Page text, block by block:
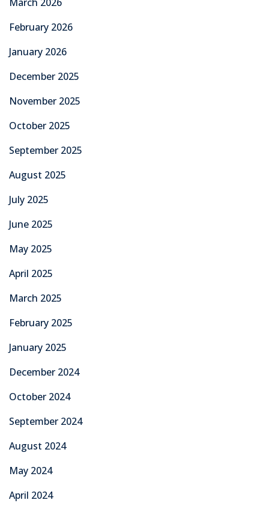
February 2026
January 2026
December 2025
November 2025
October 2025
September 2025
August 2025
July 2025
June 2025
May 2025
April 2025
March 2025
February 2025
January 2025
December 2024
October 2024
September 2024
August 2024
May 2024
April 2024